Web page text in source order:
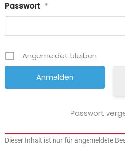
Passwort *
Angemeldet bleiben
Passwort
Dieser Inhalt ist nur für angemeldete